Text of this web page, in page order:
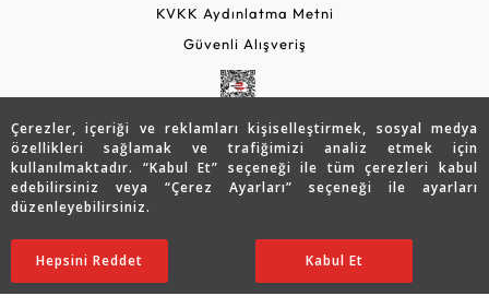
Çerezler, içeriği ve reklamları kişiselleştirmek, sosyal medya
özellikleri sağlamak ve trafiğimizi analiz etmek için
kullanılmaktadır. “Kabul Et” seçeneği ile tüm çerezleri kabul
edebilirsiniz veya “Çerez Ayarları” seçeneği ile ayarları
düzenleyebilirsiniz.
Ayarları Düzenle
Hepsini Reddet Kabul Et
22.356 TL
15.682TL SATIN ALIN
KVKK Aydınlatma Metni
Güvenli Alışveriş
Copyright © 2026 Assos Pırlanta - Bu sitenin tüm hakları